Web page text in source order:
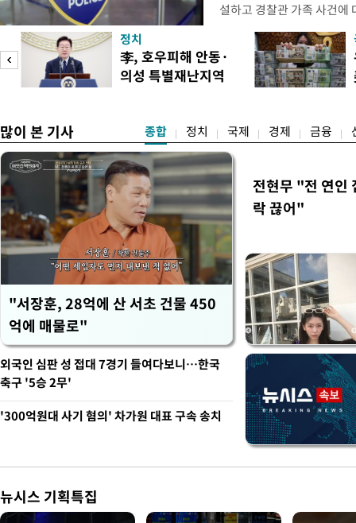
설하고 경찰관 가족 사건에
피제'를 도입한다. 경찰청
후속 조치 태스크포스
우선 올해 하반기 인사에
하던 수사감찰 기능을 인
정치
李, 호우피해 안동·
의성 특별재난지역
많이 본 기사 종합 정치 국제 경제 금융
"서장훈, 28억에 산 서초 건물 450
억에 매물로"
전현무 "전 연인
락 끊어"
외국인 심판 성 접대 7경기 들여다보니…한국
축구 '5승 2무'
'300억원대 사기 혐의' 차가원 대표 구속 송치
뉴시스 기획특집